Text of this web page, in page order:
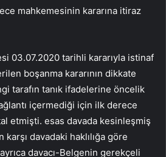
mahkemesinin kararına itiraz
03.07.2020 tarihli kararıyla istinaf
boşanma kararının dikkate
tarafın tanık ifadelerine öncelik
içermediği için ilk derece
etmişti. esas davada kesinleşmiş
davadaki haklılığa göre
davacı-Belgenin gerekçeli